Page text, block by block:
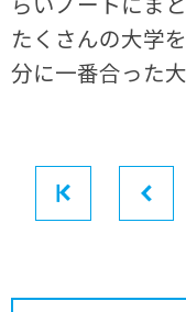
たくさんの大学
分に一番合った